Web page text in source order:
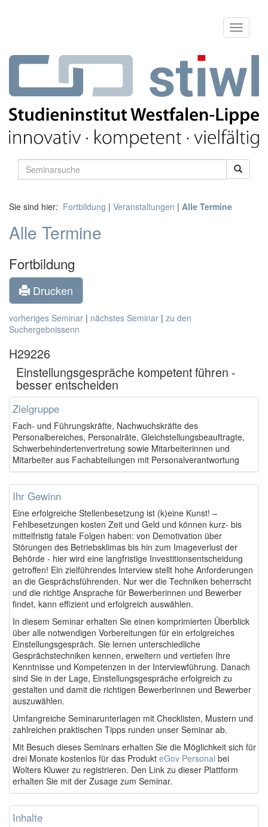
Sie sind hier: Fortbildung | Veranstaltungen | Alle Termine
Alle Termine
Fortbildung
Drucken
vorheriges Seminar | nächstes Seminar | zu den
Suchergebnissenn
H29226
Einstellungsgespräche kompetent führen -
besser entscheiden
Zielgruppe
Fach- und Führungskräfte, Nachwuchskräfte des
Personalbereiches, Personalräte, Gleichstellungsbeauftragte,
Schwerbehindertenvertretung sowie Mitarbeiterinnen und
Mitarbeiter aus Fachabteilungen mit Personalverantwortung
Ihr Gewinn
Eine erfolgreiche Stellenbesetzung ist (k)eine Kunst! –
Fehlbesetzungen kosten Zeit und Geld und können kurz- bis
mittelfristig fatale Folgen haben: von Demotivation über
Störungen des Betriebsklimas bis hin zum Imageverlust der
Behörde - hier wird eine langfristige Investitionsentscheidung
getroffen! Ein zielführendes Interview stellt hohe Anforderungen
an die Gesprächsführenden. Nur wer die Techniken beherrscht
und die richtige Ansprache für Bewerberinnen und Bewerber
findet, kann effizient und erfolgreich auswählen.
In diesem Seminar erhalten Sie einen komprimierten Überblick
über alle notwendigen Vorbereitungen für ein erfolgreiches
Einstellungsgespräch. Sie lernen unterschiedliche
Gesprächstechniken kennen, erweitern und vertiefen Ihre
Kenntnisse und Kompetenzen in der Interviewführung. Danach
sind Sie in der Lage, Einstellungsgespräche erfolgreich zu
gestalten und damit die richtigen Bewerberinnen und Bewerber
auszuwählen.
Umfangreiche Seminarunterlagen mit Checklisten, Mustern und
zahlreichen praktischen Tipps runden unser Seminar ab.
Mit Besuch dieses Seminars erhalten Sie die Möglichkeit sich für
drei Monate kostenlos für das Produkt eGov Personal bei
Wolters Kluwer zu registrieren. Den Link zu dieser Plattform
erhalten Sie mit der Zusage zum Seminar.
Inhalte